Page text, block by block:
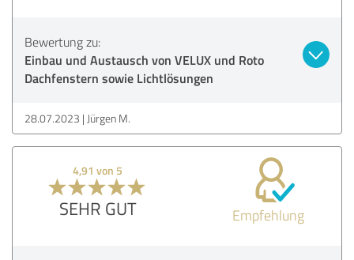
Bewertung zu:
Einbau und Austausch von VELUX und Roto
Dachfenstern sowie Lichtlösungen
28.07.2023 Jürgen M.
4,91 von 5
SEHR GUT Empfehlung